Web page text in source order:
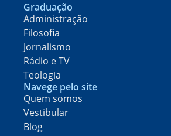
Graduação
Administração
Filosofia
Jornalismo
Rádio e TV
Teologia
Navege pelo site
Quem somos
Vestibular
Blog